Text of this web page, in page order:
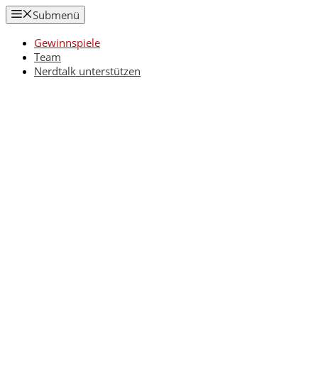
Zum
Inhalt
springen
Submenü
Gewinnspiele
Team
Nerdtalk unterstützen